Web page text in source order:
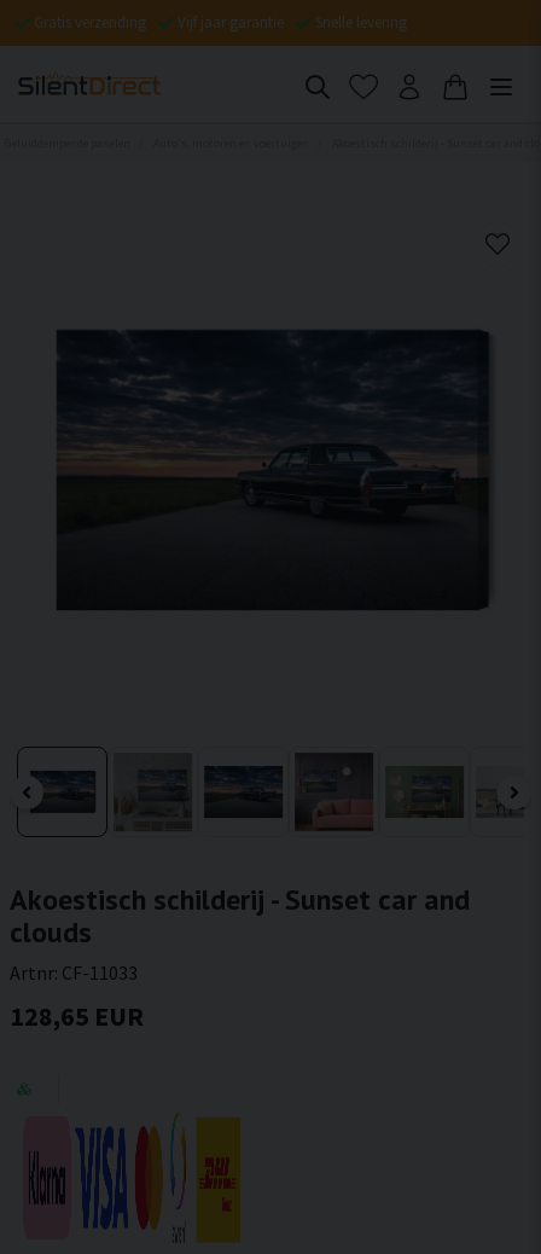
Gratis verzending Vijf jaar garantie Snelle levering
Akoestisch schilderij - Sunset car and
clouds
Artnr: CF-11033
128,65 EUR